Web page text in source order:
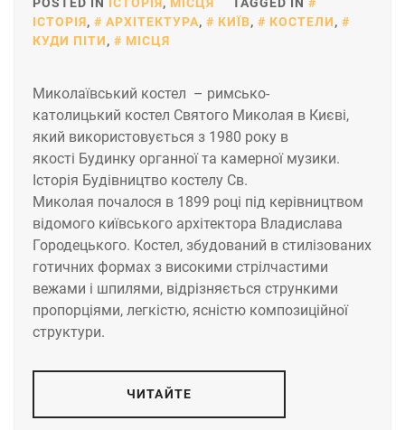
ІСТОРІЯ, АРХІТЕКТУРА, КИЇВ, КОСТЕЛИ,
КУДИ ПІТИ, МІСЦЯ
Миколаївський костел – римсько-
католицький костел Святого Миколая в Києві,
який використовується з 1980 року в
якості Будинку органної та камерної музики.
Історія Будівництво костелу Св.
Миколая почалося в 1899 році під керівництвом
відомого київського архітектора Владислава
Городецького. Костел, збудований в стилізованих
готичних формах з високими стрілчастими
вежами і шпилями, відрізняється стрункими
пропорціями, легкістю, ясністю композиційної
структури.
ЧИТАЙТЕ